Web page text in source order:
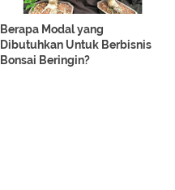
Berapa Modal yang
Dibutuhkan Untuk Berbisnis
Bonsai Beringin?